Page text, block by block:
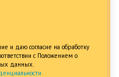
и даю согласие на обработку
с Положением о
данных.